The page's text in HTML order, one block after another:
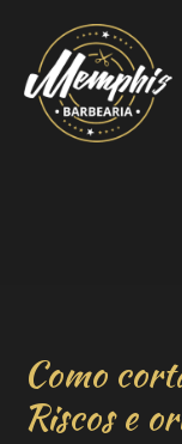
Como
Riscos e